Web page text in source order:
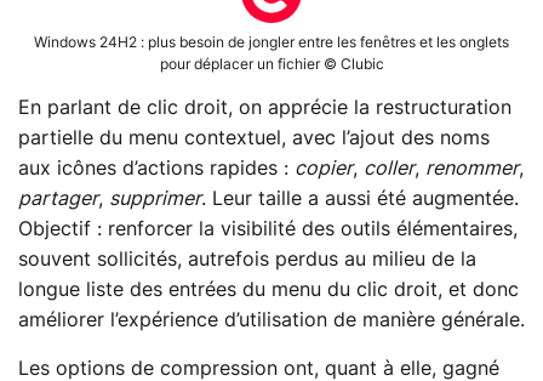
Windows 24H2 : plus besoin de jongler entre les fenêtres et les onglets
pour déplacer un fichier © Clubic
En parlant de clic droit, on apprécie la restructuration
partielle du menu contextuel, avec l’ajout des noms
aux icônes d’actions rapides : copier, coller, renommer,
partager, supprimer. Leur taille a aussi été augmentée.
Objectif : renforcer la visibilité des outils élémentaires,
souvent sollicités, autrefois perdus au milieu de la
longue liste des entrées du menu du clic droit, et donc
améliorer l’expérience d’utilisation de manière générale.
Les options de compression ont, quant à elle, gagné